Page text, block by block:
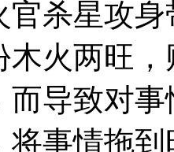
官杀星攻
木火两旺
而导致对